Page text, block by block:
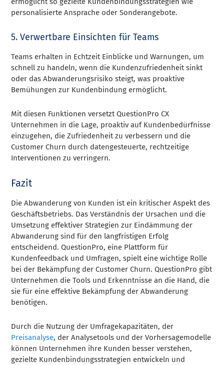
personalisierte Ansprache oder Sonderangebote.
5. Verwertbare Einsichten für Teams
Teams erhalten in Echtzeit Einblicke und Warnungen, um
schnell zu handeln, wenn die Kundenzufriedenheit sinkt
oder das Abwanderungsrisiko steigt, was proaktive
Bemühungen zur Kundenbindung ermöglicht.
Mit diesen Funktionen versetzt QuestionPro CX
Unternehmen in die Lage, proaktiv auf Kundenbedürfnisse
einzugehen, die Zufriedenheit zu verbessern und die
Customer Churn durch datengesteuerte, rechtzeitige
Interventionen zu verringern.
Fazit
Die Abwanderung von Kunden ist ein kritischer Aspekt des
Geschäftsbetriebs. Das Verständnis der Ursachen und die
Umsetzung effektiver Strategien zur Eindämmung der
Abwanderung sind für den langfristigen Erfolg
entscheidend. QuestionPro, eine Plattform für
Kundenfeedback und Umfragen, spielt eine wichtige Rolle
bei der Bekämpfung der Customer Churn. QuestionPro gibt
Unternehmen die Tools und Erkenntnisse an die Hand, die
sie für eine effektive Bekämpfung der Abwanderung
benötigen.
Durch die Nutzung der Umfragekapazitäten, der
Preisanalyse, der Analysetools und der Vorhersagemodelle
können Unternehmen ihre Kunden besser verstehen,
gezielte Kundenbindungsstrategien entwickeln und